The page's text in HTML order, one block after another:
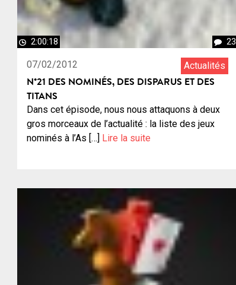
2:00:18 23
07/02/2012 Actualités
N°21 DES NOMINÉS, DES DISPARUS ET DES
TITANS
Dans cet épisode, nous nous attaquons à deux
gros morceaux de l’actualité : la liste des jeux
nominés à l’As […] Lire la suite